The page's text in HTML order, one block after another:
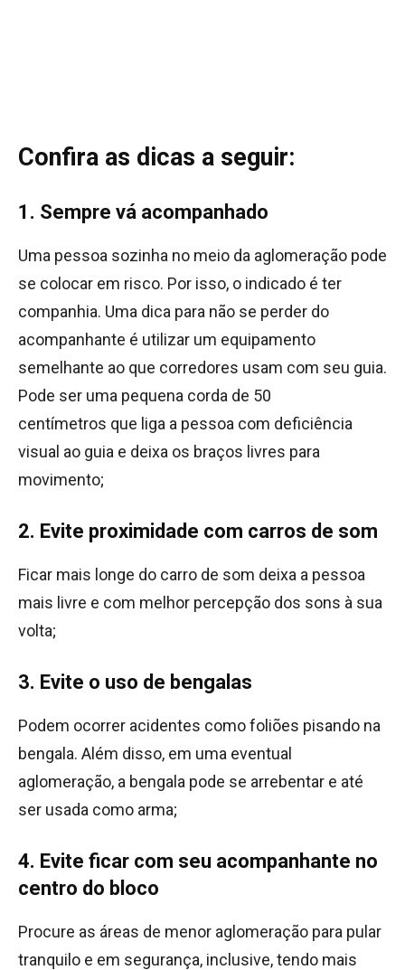
Confira as dicas a seguir:
1. Sempre vá acompanhado
Uma pessoa sozinha no meio da aglomeração pode
se colocar em risco. Por isso, o indicado é ter
companhia. Uma dica para não se perder do
acompanhante é utilizar um equipamento
semelhante ao que corredores usam com seu guia.
Pode ser uma pequena corda de 50
centímetros que liga a pessoa com deficiência
visual ao guia e deixa os braços livres para
movimento;
2. Evite proximidade com carros de som
Ficar mais longe do carro de som deixa a pessoa
mais livre e com melhor percepção dos sons à sua
volta;
3. Evite o uso de bengalas
Podem ocorrer acidentes como foliões pisando na
bengala. Além disso, em uma eventual
aglomeração, a bengala pode se arrebentar e até
ser usada como arma;
4. Evite ficar com seu acompanhante no
centro do bloco
Procure as áreas de menor aglomeração para pular
tranquilo e em segurança, inclusive, tendo mais